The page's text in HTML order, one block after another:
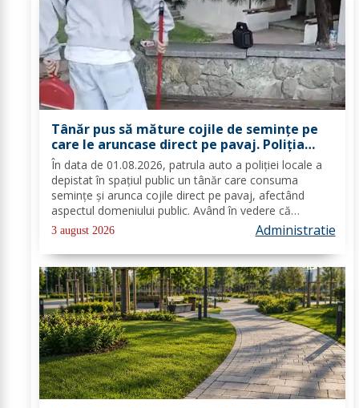
Tânăr pus să măture cojile de seminţe pe
care le aruncase direct pe pavaj. Poliţia
Locală Dorohoi: Respectul față de spațiul
comun trebuie să fie o prioritate pentru
fiecare dintre noi”
În data de 01.08.2026, patrula auto a poliției locale a
depistat în spațiul public un tânăr care consuma
semințe și arunca cojile direct pe pavaj, afectând
aspectul domeniului public. Având în vedere că
prioritatea Poliției Locale este prevenția și educarea
spiritului civic, polițiștii l-au...
3 august 2026 Administratie